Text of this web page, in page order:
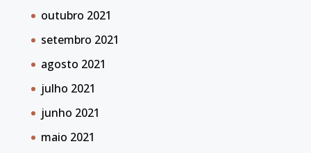
outubro 2021
setembro 2021
agosto 2021
julho 2021
junho 2021
maio 2021